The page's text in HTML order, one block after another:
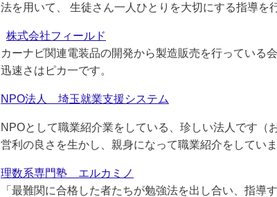
法を用いて、 生徒さん一人ひとりを大切にする指導を
株式会社フィールド
カーナビ関連電装品の開発から製造販売を行っている
迅速さはピカ一です。
NPO法人 埼玉就業支援システム
NPOとして職業紹介業をしている、珍しい法人です
営利の良さを生かし、親身になって職業紹介をしてい
理数系専門塾 エルカミノ
「最難関に合格した者たちが勉強法を出し合い、指導